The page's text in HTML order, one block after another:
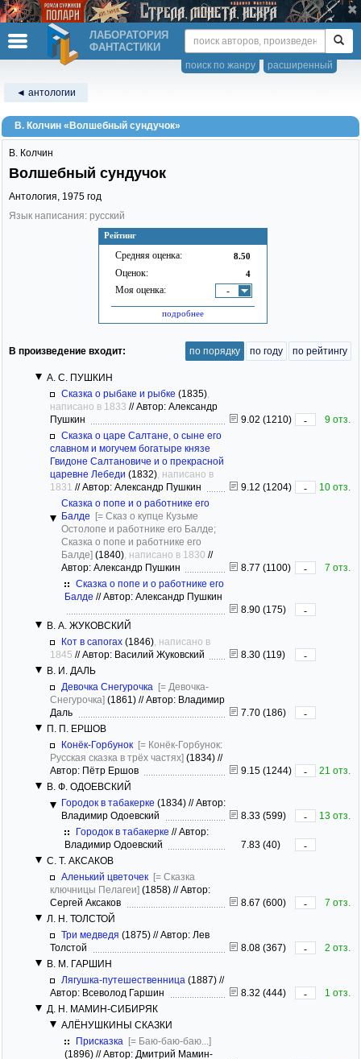
ЛАБОРАТОРИЯ
ФАНТАСТИКИ
расширенный
поиск по жанру
◄ антологии
В. Колчин «Волшебный сундучок»
Рейтинг
Средняя оценка: 8.50
Оценок: 4
Моя оценка: -
подробнее
В. Колчин
Волшебный сундучок
Антология, 1975 год
Язык написания: русский
В произведение входит: по порядку по году по рейтингу
А. С. ПУШКИН
Сказка о рыбаке и рыбке (1835)
написано в 1833 //Автор: Александр
Пушкин
9.02 (1210) -
9 отз.
Сказка о царе Салтане, о сыне его
славном и могучем богатыре князе
Гвидоне Салтановиче и о прекрасной
царевне Лебеди (1832) , написано в
1831 //Автор: Александр Пушкин 9.12 (1204) -
10 отз.
Сказка о попе и о работнике его
Балде [= Сказ о купце Кузьме
Остолопе и работнике его Балде;
Сказка о попе и работнике его
Балде] (1840) , написано в 1830 //
Автор: Александр Пушкин
8.77 (1100) -
7 отз.
Сказка о попе и о работнике его
Балде //Автор: Александр Пушкин
8.90 (175)
-
В. А. ЖУКОВСКИЙ
Кот в сапогах (1846) , написано в
1845 //Автор: Василий Жуковский 8.30 (119)
-
В. И. ДАЛЬ
Девочка Снегурочка [= Девочка-
Снегурочка] (1861) //Автор: Владимир
Даль
7.70 (186)
-
П. П. ЕРШОВ
Конёк-Горбунок [= Конёк-Горбунок:
Русская сказка в трёх частях] (1834) //
Автор: Пётр Ершов
9.15 (1244) -
21 отз.
В. Ф. ОДОЕВСКИЙ
Городок в табакерке (1834) //Автор:
Владимир Одоевский
8.33 (599) -
13 отз.
Городок в табакерке //Автор:
Владимир Одоевский
7.83 (40)
-
С. Т. АКСАКОВ
Аленький цветочек [= Сказка
ключницы Пелагеи] (1858) //Автор:
Сергей Аксаков
8.67 (600) -
7 отз.
Л. Н. ТОЛСТОЙ
Три медведя (1875) //Автор: Лев
Толстой
8.08 (367) -
2 отз.
В. М. ГАРШИН
Лягушка-путешественница (1887) //
Автор: Всеволод Гаршин
8.32 (444) -
1 отз.
Д. Н. МАМИН-СИБИРЯК
АЛЁНУШКИНЫ СКАЗКИ
Присказка [= Баю-баю-баю...]
(1896) //Автор: Дмитрий Мамин-